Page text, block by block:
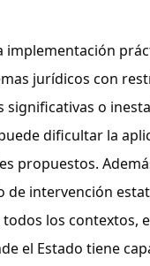
implementación
jurídicos con
significativas o
dificultar la
propuestos.
de intervención
todos los contextos,
el Estado tiene